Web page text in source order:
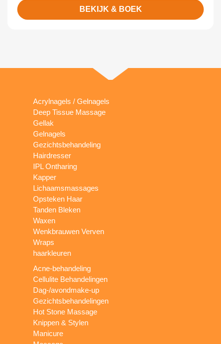
BEKIJK & BOEK
Acrylnagels / Gelnagels
Deep Tissue Massage
Gellak
Gelnagels
Gezichtsbehandeling
Hairdresser
IPL Ontharing
Kapper
Lichaamsmassages
Opsteken Haar
Tanden Bleken
Waxen
Wenkbrauwen Verven
Wraps
haarkleuren
Acne-behandeling
Cellulite Behandelingen
Dag-/avondmake-up
Gezichtsbehandelingen
Hot Stone Massage
Knippen & Stylen
Manicure